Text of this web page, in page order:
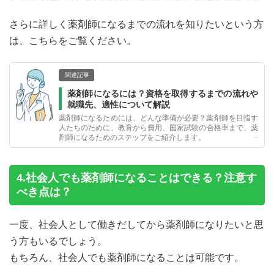
さらに詳しく薬剤師になるまでの流れを知りたいという方
は、こちらをご覧ください。
関連記事
薬剤師になるには？資格を取得するまでの流れや
就職先、適性について解説
薬剤師になるためには、どんな準備が必要？薬剤師を目指す
人たちのために、教育から費用、国家試験の合格率まで、薬
剤師になるためのステップをご紹介します。
4.社会人でも薬剤師になることはできる？注意す
べき点は？
一度、社会人として働きだしてから薬剤師になりたいと思
う方もいるでしょう。
もちろん、社会人でも薬剤師になることは可能です。